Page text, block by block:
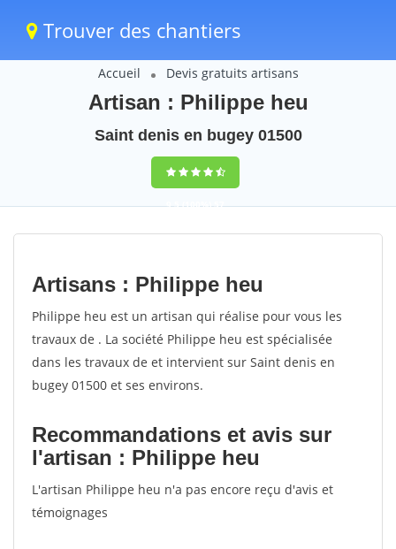
Trouver des chantiers
Accueil Devis gratuits artisans
Artisan : Philippe heu
Saint denis en bugey 01500
9,5(100%)57
votes
Artisans : Philippe heu
Philippe heu est un artisan qui réalise pour vous les
travaux de . La société Philippe heu est spécialisée
dans les travaux de et intervient sur Saint denis en
bugey 01500 et ses environs.
Recommandations et avis sur
l'artisan : Philippe heu
L'artisan Philippe heu n'a pas encore reçu d'avis et
témoignages